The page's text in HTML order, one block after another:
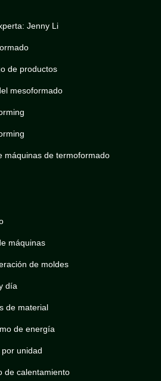
Jenny Li
de productos
mesoformado
máquinas de termoformado
máquinas
de moldes
día
de material
de energía
unidad
de calentamiento